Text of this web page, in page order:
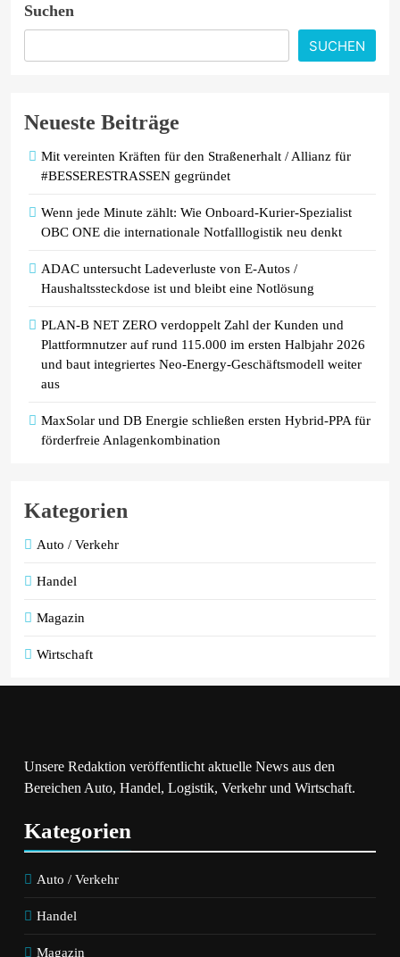
Wochenfrist um fast fünf US-Dollar
Preissenkungen
Suchen
SUCHEN
Neueste Beiträge
Mit vereinten Kräften für den Straßenerhalt / Allianz für
#BESSERESTRASSEN gegründet
Wenn jede Minute zählt: Wie Onboard-Kurier-Spezialist
OBC ONE die internationale Notfalllogistik neu denkt
ADAC untersucht Ladeverluste von E-Autos /
Haushaltssteckdose ist und bleibt eine Notlösung
PLAN-B NET ZERO verdoppelt Zahl der Kunden und
Plattformnutzer auf rund 115.000 im ersten Halbjahr 2026
und baut integriertes Neo-Energy-Geschäftsmodell weiter
aus
MaxSolar und DB Energie schließen ersten Hybrid-PPA für
förderfreie Anlagenkombination
Kategorien
Auto / Verkehr
Handel
Magazin
Wirtschaft
Unsere Redaktion veröffentlicht aktuelle News aus den
Bereichen Auto, Handel, Logistik, Verkehr und Wirtschaft.
Kategorien
Auto / Verkehr
Handel
Magazin